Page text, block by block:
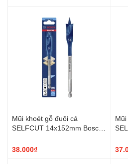
Mũi khoét gỗ đuôi cá
SELFCUT 14x152mm Bosch
38.000₫